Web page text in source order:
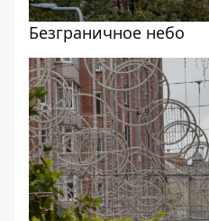
Безграничное небо